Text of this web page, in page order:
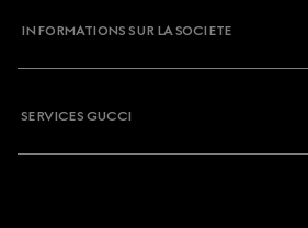
INFORMATIONS SUR LA SOCIETE
SERVICES GUCCI